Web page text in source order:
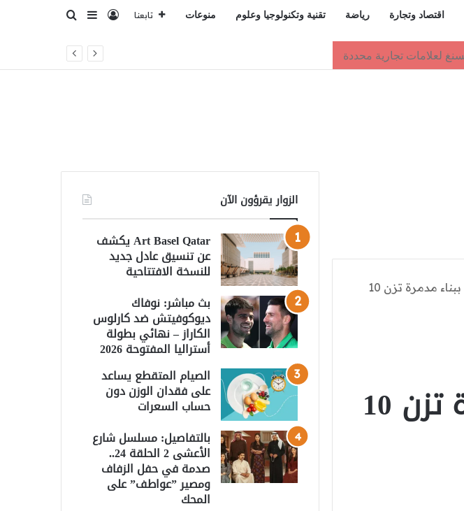
اقتصاد وتجارة رياضة تقنية وتكنولوجيا وعلوم منوعات تابعنا تسجيل الدخول
إضافة عمود
بحث عن
وسائل إعلام رسمية: زعيم كوريا الشمالية يأمر البحرية ببناء مدمرة تزن 10
الشمالية يأمر البحرية ببناء مدمرة تزن 10
الزوار يقرؤون الآن
Art Basel Qatar يكشف
عن تنسيق عادل جديد
للنسخة الافتتاحية
بث مباشر: نوفاك
ديوكوفيتش ضد كارلوس
الكاراز – نهائي بطولة
أستراليا المفتوحة 2026
الصيام المتقطع يساعد
على فقدان الوزن دون
حساب السعرات
بالتفاصيل: مسلسل شارع
الأعشى 2 الحلقة 24..
صدمة في حفل الزفاف
ومصير ”عواطف” على
المحك